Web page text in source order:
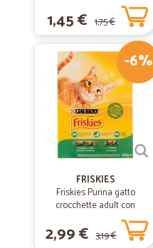
1,45 € 1,75 €
-6%
FRISKIES
Friskies Purina gatto
crocchette adult con
coniglio, pollo e verdure
scatola gr.400
2,99 € 3,19 €